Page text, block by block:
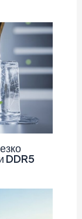
DDR5